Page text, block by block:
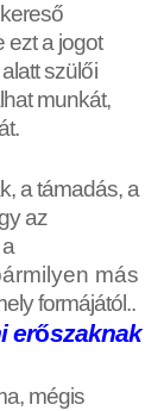
ő
ezt a jogot
szülői
munkát,
a támadás, a
az
más
formájától..
erőszaknak
mégis